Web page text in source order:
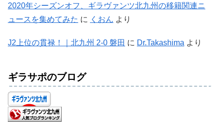
2020年シーズンオフ、ギラヴァンツ北九州の移籍関連ニ
ュースを集めてみた に くおん より
J2上位の貫禄！｜北九州 2-0 磐田 に Dr.Takashima より
ギラサポのブログ